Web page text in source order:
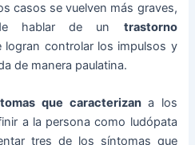
casos se vuelven más graves,
hablar de un trastorno
logran controlar los impulsos y
de manera paulatina.
que caracterizan a los
a la persona como ludópata
tres de los síntomas que